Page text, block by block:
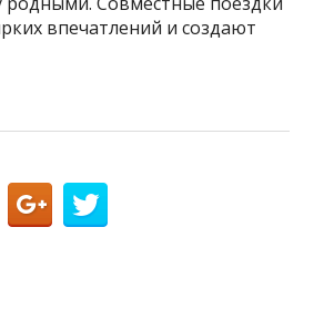
впечатлений и создают